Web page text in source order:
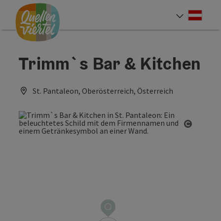
Zum Inhalt
Zur Navigation
Zum Seitenanfang
Trimm`s Bar & Kitchen
St. Pantaleon, Oberösterreich, Österreich